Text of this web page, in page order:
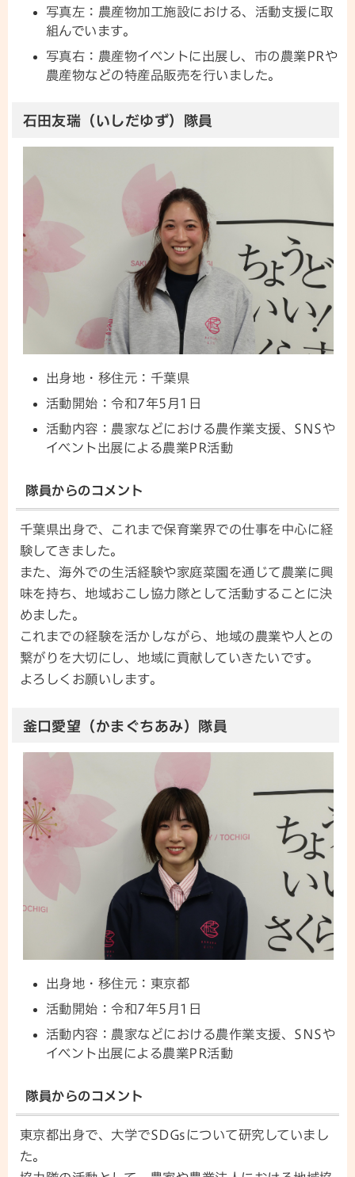
写真左：農産物加工施設における、活動支援に取
組んでいます。
写真右：農産物イベントに出展し、市の農業PRや
農産物などの特産品販売を行いました。
石田友瑞（いしだゆず）隊員
出身地・移住元：千葉県
活動開始：令和7年5月1日
活動内容：農家などにおける農作業支援、SNSや
イベント出展による農業PR活動
隊員からのコメント
千葉県出身で、これまで保育業界での仕事を中心に経
験してきました。
また、海外での生活経験や家庭菜園を通じて農業に興
味を持ち、地域おこし協力隊として活動することに決
めました。
これまでの経験を活かしながら、地域の農業や人との
繋がりを大切にし、地域に貢献していきたいです。
よろしくお願いします。
釜口愛望（かまぐちあみ）隊員
出身地・移住元：東京都
活動開始：令和7年5月1日
活動内容：農家などにおける農作業支援、SNSや
イベント出展による農業PR活動
隊員からのコメント
東京都出身で、大学でSDGsについて研究していまし
た。